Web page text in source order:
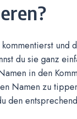
und
du sie ganz
in den
Namen zu
den